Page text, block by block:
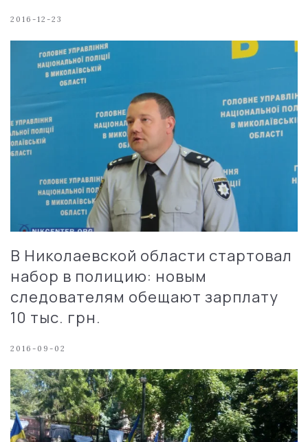
2016-12-23
В Николаевской области стартовал
набор в полицию: новым
следователям обещают зарплату
10 тыс. грн.
2016-09-02